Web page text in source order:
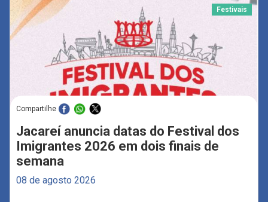
Festivais
Compartilhe
Jacareí anuncia datas do Festival dos
Imigrantes 2026 em dois finais de
semana
08 de agosto 2026